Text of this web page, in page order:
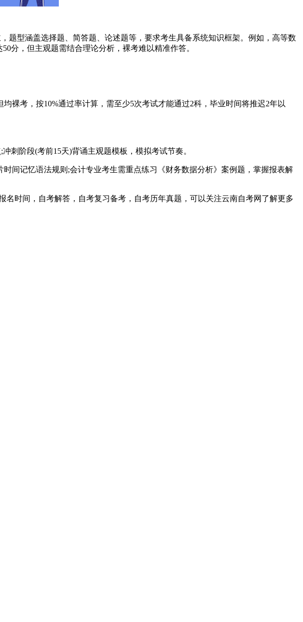
型涵盖选择题、简答题、论述题等，要求考生具备系统知识框架。例如，高等数
分，但主观题需结合理论分析，裸考难以精准作答。
考，按10%通过率计算，需至少5次考试才能通过2科，毕业时间将推迟2年以
阶段(考前15天)背诵主观题模板，模拟考试节奏。
记忆语法规则;会计专业考生需重点练习《财务数据分析》案例题，掌握报表解
时间，自考解答，自考复习备考，自考历年真题，可以关注云南自考网了解更多